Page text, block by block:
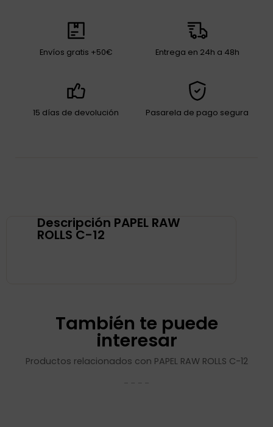
Envíos gratis +50€ Entrega en 24h a 48h
15 días de devolución Pasarela de pago segura
Descripción PAPEL RAW
ROLLS C-12
También te puede
interesar
Productos relacionados con PAPEL RAW ROLLS C-12